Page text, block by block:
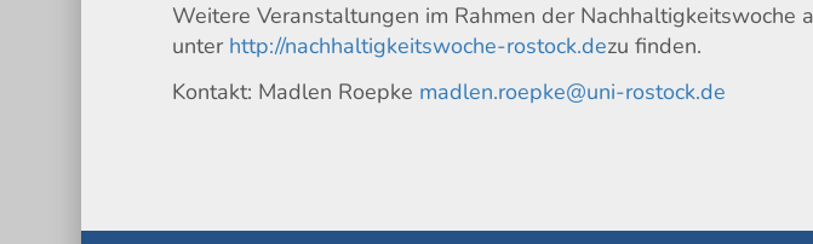
Weitere Veranstaltungen im Rahmen der Nachhaltigkeitswoche
unter http://nachhaltigkeitswoche-rostock.dezu finden.
Kontakt: Madlen Roepke madlen.roepke@uni-rostock.de